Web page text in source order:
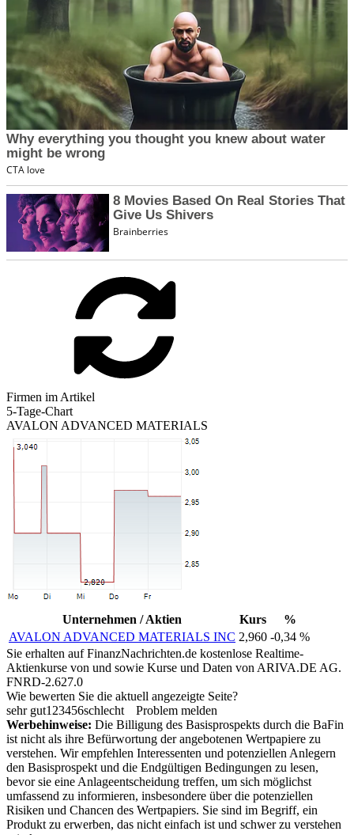
Firmen im Artikel
5-Tage-Chart
AVALON ADVANCED MATERIALS
Unternehmen / Aktien Kurs
%
AVALON ADVANCED MATERIALS INC 2,960 -0,34 %
Sie erhalten auf FinanzNachrichten.de kostenlose Realtime-
Aktienkurse von und sowie Kurse und Daten von ARIVA.DE AG.
FNRD-2.627.0
Wie bewerten Sie die aktuell angezeigte Seite?
sehr gut1 23456schlecht
Problem melden
Werbehinweise: Die Billigung des Basisprospekts durch die BaFin
ist nicht als ihre Befürwortung der angebotenen Wertpapiere zu
verstehen. Wir empfehlen Interessenten und potenziellen Anlegern
den Basisprospekt und die Endgültigen Bedingungen zu lesen,
bevor sie eine Anlageentscheidung treffen, um sich möglichst
umfassend zu informieren, insbesondere über die potenziellen
Risiken und Chancen des Wertpapiers. Sie sind im Begriff, ein
Produkt zu erwerben, das nicht einfach ist und schwer zu verstehen